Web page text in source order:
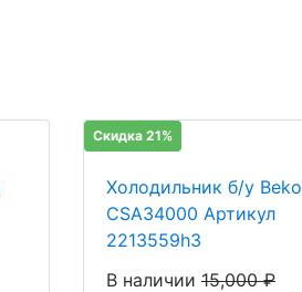
Скидка 21%
Холодильник б/у Beko
CSA34000 Артикул
2213559h3
В наличии 15,000₽